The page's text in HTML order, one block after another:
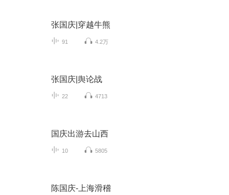
张国庆|穿越牛熊
91 4.2万
张国庆|舆论战
22 4713
国庆出游去山西
10 5805
陈国庆-上海滑稽